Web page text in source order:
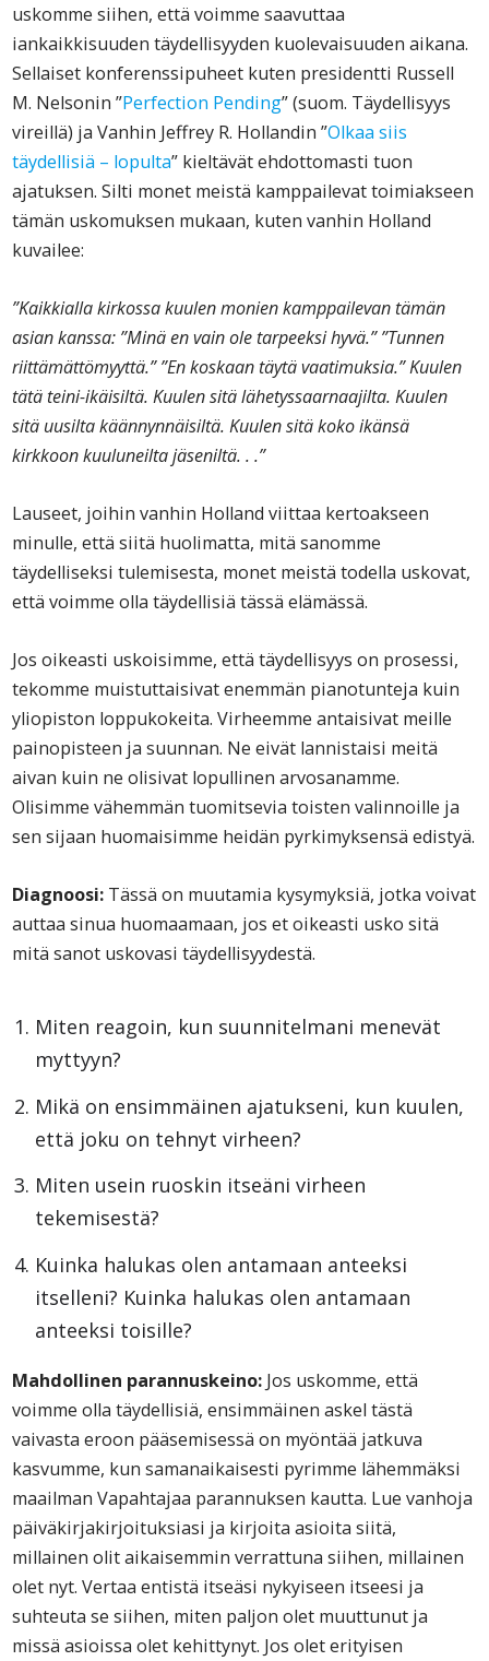
uskomme siihen, että voimme saavuttaa
iankaikkisuuden täydellisyyden kuolevaisuuden aikana.
Sellaiset konferenssipuheet kuten presidentti Russell
M. Nelsonin ”Perfection Pending” (suom. Täydellisyys
vireillä) ja Vanhin Jeffrey R. Hollandin ”Olkaa siis
täydellisiä – lopulta” kieltävät ehdottomasti tuon
ajatuksen. Silti monet meistä kamppailevat toimiakseen
tämän uskomuksen mukaan, kuten vanhin Holland
kuvailee:
”Kaikkialla kirkossa kuulen monien kamppailevan tämän
asian kanssa: ”Minä en vain ole tarpeeksi hyvä.” ”Tunnen
riittämättömyyttä.” ”En koskaan täytä vaatimuksia.” Kuulen
tätä teini-ikäisiltä. Kuulen sitä lähetyssaarnaajilta. Kuulen
sitä uusilta käännynnäisiltä. Kuulen sitä koko ikänsä
kirkkoon kuuluneilta jäseniltä. . .”
Lauseet, joihin vanhin Holland viittaa kertoakseen
minulle, että siitä huolimatta, mitä sanomme
täydelliseksi tulemisesta, monet meistä todella uskovat,
että voimme olla täydellisiä tässä elämässä.
Jos oikeasti uskoisimme, että täydellisyys on prosessi,
tekomme muistuttaisivat enemmän pianotunteja kuin
yliopiston loppukokeita. Virheemme antaisivat meille
painopisteen ja suunnan. Ne eivät lannistaisi meitä
aivan kuin ne olisivat lopullinen arvosanamme.
Olisimme vähemmän tuomitsevia toisten valinnoille ja
sen sijaan huomaisimme heidän pyrkimyksensä edistyä.
Diagnoosi: Tässä on muutamia kysymyksiä, jotka voivat
auttaa sinua huomaamaan, jos et oikeasti usko sitä
mitä sanot uskovasi täydellisyydestä.
Miten reagoin, kun suunnitelmani menevät
myttyyn?
Mikä on ensimmäinen ajatukseni, kun kuulen,
että joku on tehnyt virheen?
Miten usein ruoskin itseäni virheen
tekemisestä?
Kuinka halukas olen antamaan anteeksi
itselleni? Kuinka halukas olen antamaan
anteeksi toisille?
Mahdollinen parannuskeino: Jos uskomme, että
voimme olla täydellisiä, ensimmäinen askel tästä
vaivasta eroon pääsemisessä on myöntää jatkuva
kasvumme, kun samanaikaisesti pyrimme lähemmäksi
maailman Vapahtajaa parannuksen kautta. Lue vanhoja
päiväkirjakirjoituksiasi ja kirjoita asioita siitä,
millainen olit aikaisemmin verrattuna siihen, millainen
olet nyt. Vertaa entistä itseäsi nykyiseen itseesi ja
suhteuta se siihen, miten paljon olet muuttunut ja
missä asioissa olet kehittynyt. Jos olet erityisen